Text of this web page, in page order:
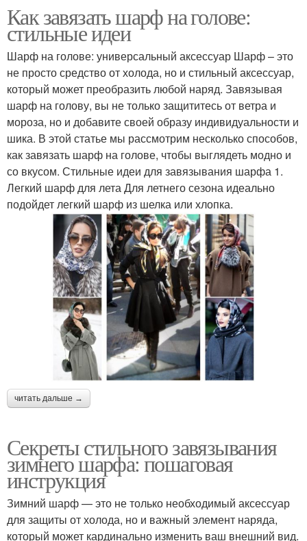
Как завязать шарф на голове:
стильные идеи
Шарф на голове: универсальный аксессуар Шарф – это
не просто средство от холода, но и стильный аксессуар,
который может преобразить любой наряд. Завязывая
шарф на голову, вы не только защититесь от ветра и
мороза, но и добавите своей образу индивидуальности и
шика. В этой статье мы рассмотрим несколько способов,
как завязать шарф на голове, чтобы выглядеть модно и
со вкусом. Стильные идеи для завязывания шарфа 1.
Легкий шарф для лета Для летнего сезона идеально
подойдет легкий шарф из шелка или хлопка.
читать дальше →
Секреты стильного завязывания
зимнего шарфа: пошаговая
инструкция
Зимний шарф — это не только необходимый аксессуар
для защиты от холода, но и важный элемент наряда,
который может кардинально изменить ваш внешний вид.